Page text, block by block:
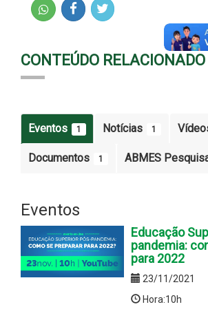
CONTEÚDO RELACIONADO
Eventos 1 Notícias 1
Documentos 1 ABMES
Eventos
Educação
pandemia:
para 2022
23/11/2021
Hora:10h